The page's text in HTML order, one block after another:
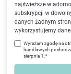
najświeższe
subskrypcji w
danych żadnym
wykorzystujemy
Wyrażam zgodę na
handlowych
sierpnia 1.*